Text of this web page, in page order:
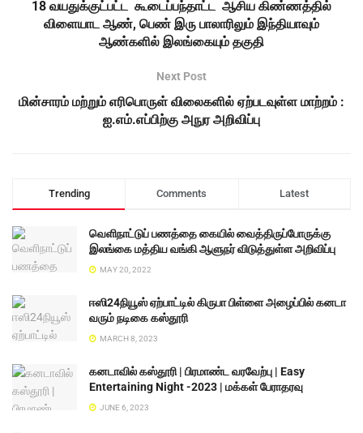
18 வயதுக்குட்பட்ட கூடைப்பந்தாட்ட ஆசிய கிண்ணத்தில்
விளையாட ஆண், பெண் இரு பாலாரிலும் இந்தியாவும்
ஆண்களில் இலங்கையும் தகுதி
Next Post
மின்சாரம் மற்றும் எரிபொருள் விலைகளில் ஏற்படவுள்ள மாற்றம் :
ஐ.எம்.எப்பிற்கு அநுர அறிவிப்பு
Trending Comments Latest
வெளிநாட்டுப் பணத்தை கையில் வைத்திருப்போருக்கு
இலங்கை மத்திய வங்கி ஆளுநர் விடுத்துள்ள அறிவிப்பு
MAY 20, 2022
ஈஸி24நியூஸ் ஏற்பாட்டில் கிருபா பிள்ளை அழைப்பில் கனடா
வரும் நடிகை கஸ்தூரி
MARCH 8, 2023
கனடாவில் கஸ்தூரி | பிரமாண்ட வரவேற்பு | Easy
Entertaining Night -2023 | மக்கள் பேராதரவு
JUNE 6, 2023